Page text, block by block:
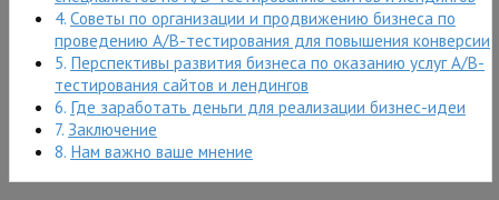
Советы по организации и продвижению бизнеса по
проведению А/В-тестирования для повышения конверсии
Перспективы развития бизнеса по оказанию услуг А/В-
тестирования сайтов и лендингов
Где заработать деньги для реализации бизнес-идеи
Заключение
Нам важно ваше мнение